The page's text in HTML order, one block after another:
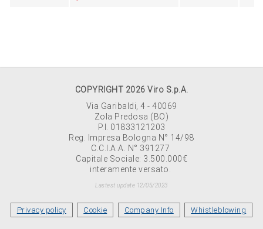
COPYRIGHT 2026 Viro S.p.A.
Via Garibaldi, 4 - 40069
Zola Predosa (BO)
P.I. 01833121203
Reg. Impresa Bologna N° 14/98
C.C.I.A.A. N° 391277
Capitale Sociale: 3.500.000€
interamente versato.
Lastest update 12/05/2023
Privacy policy Cookie Company Info Whistleblowing